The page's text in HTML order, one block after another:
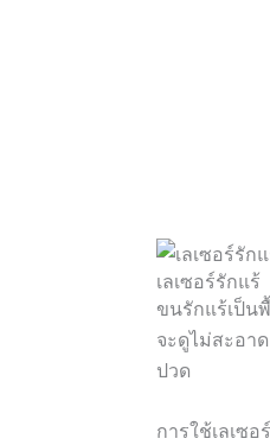
เลเซอร์รักแร้
ขนรักแร้เป็น
จะดูไม่สะอา
ปวด
การใช้เลเซ